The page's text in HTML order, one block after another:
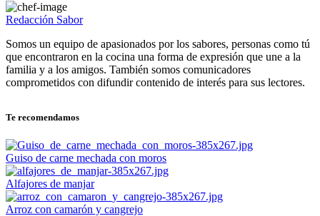
Redacción Sabor
Somos un equipo de apasionados por los sabores, personas como tú
que encontraron en la cocina una forma de expresión que une a la
familia y a los amigos. También somos comunicadores
comprometidos con difundir contenido de interés para sus lectores.
Te recomendamos
Guiso de carne mechada con moros
Alfajores de manjar
Arroz con camarón y cangrejo